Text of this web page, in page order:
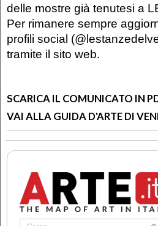
delle mostre già tenutesi a
Per rimanere sempre
profili social
tramite il sito web.
SCARICA IL COMUNICATO IN
VAI ALLA GUIDA D'ARTE DI